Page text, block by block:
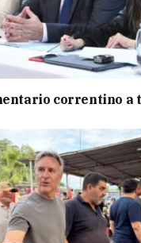
correntino a